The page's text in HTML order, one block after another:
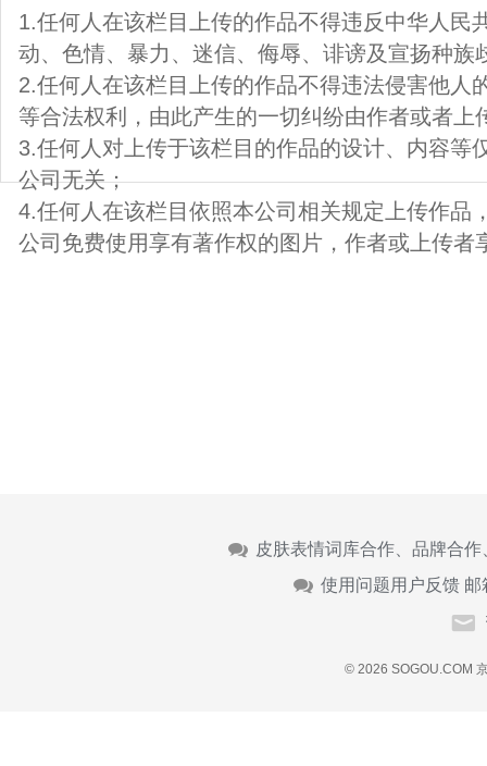
1.任何人在该栏目上传的作品不得违反中华人民
动、色情、暴力、迷信、侮辱、诽谤及宣扬种族
2.任何人在该栏目上传的作品不得违法侵害他人
等合法权利，由此产生的一切纠纷由作者或者上
3.任何人对上传于该栏目的作品的设计、内容等
公司无关；
4.任何人在该栏目依照本公司相关规定上传作品
公司免费使用享有著作权的图片，作者或上传者
皮肤表情词库合作、品牌合
使用问题用户反馈 邮
© 2026 SOGOU.COM